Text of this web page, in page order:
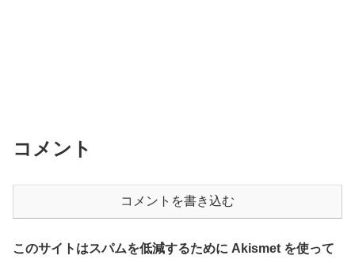
コメント
コメントを書き込む
このサイトはスパムを低減するために Akismet を使って